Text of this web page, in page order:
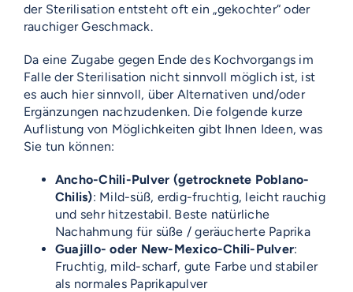
der Sterilisation entsteht oft ein „gekochter“ oder
rauchiger Geschmack.
Da eine Zugabe gegen Ende des Kochvorgangs im
Falle der Sterilisation nicht sinnvoll möglich ist, ist
es auch hier sinnvoll, über Alternativen und/oder
Ergänzungen nachzudenken. Die folgende kurze
Auflistung von Möglichkeiten gibt Ihnen Ideen, was
Sie tun können:
Ancho-Chili-Pulver (getrocknete Poblano-
Chilis): Mild-süß, erdig-fruchtig, leicht rauchig
und sehr hitzestabil. Beste natürliche
Nachahmung für süße / geräucherte Paprika
Guajillo- oder New-Mexico-Chili-Pulver:
Fruchtig, mild-scharf, gute Farbe und stabiler
als normales Paprikapulver